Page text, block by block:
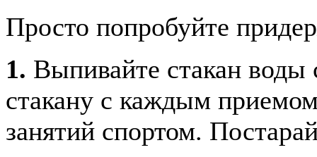
Просто попробуйте
1. Выпивайте стакан воды
стакану с каждым
занятий спортом.